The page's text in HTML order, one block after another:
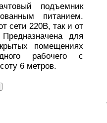
подъемник
питанием.
сети 220В, так и от
для
помещениях
рабочего с
6 метров.